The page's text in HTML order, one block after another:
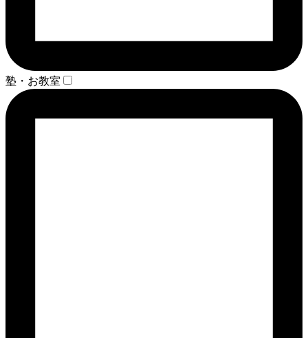
塾・お教室